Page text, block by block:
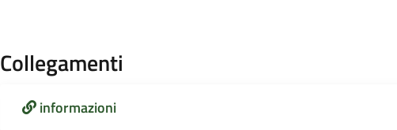
Collegamenti
informazioni